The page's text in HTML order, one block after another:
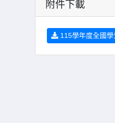
附件下載
115學年度全國